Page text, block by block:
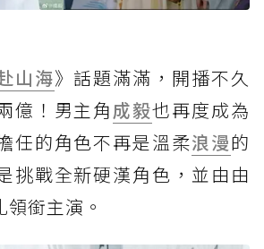
山海》話題滿滿，開播不久
億！男主角成毅也再度成為
任的角色不再是溫柔浪漫的
挑戰全新硬漢角色，並由由
銜主演。